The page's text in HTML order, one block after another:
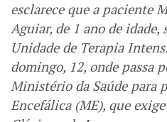
esclarece que a paciente
Aguiar, de 1 ano de idade,
Unidade de Terapia
domingo, 12, onde passa
Ministério da Saúde para
Encefálica (ME), que